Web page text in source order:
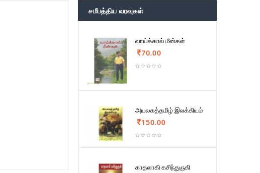
சமீபத்திய வரவுகள்
வாய்க்கால் மீன்கள்
70.00
அயலகத்தமிழ் இலக்கியம்
150.00
காதலாகி கசிந்துருகி